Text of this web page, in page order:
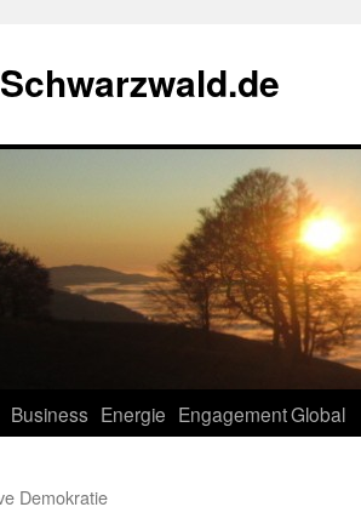
Business Energie EngagementGlobal
Demokratie